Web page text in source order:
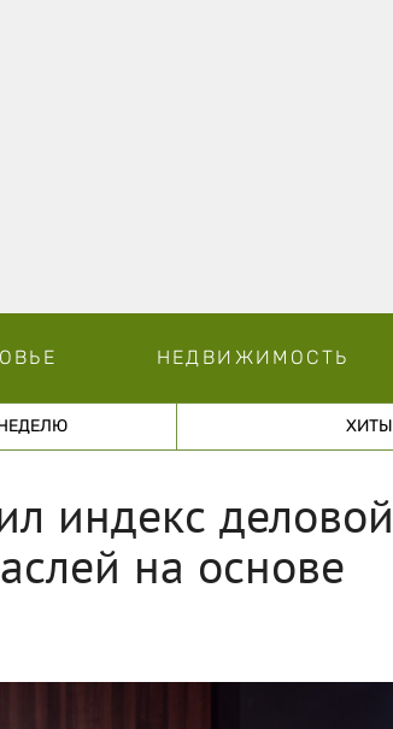
НЕДВИЖИМОСТЬ
ХИТЫ
индекс деловой
на основе